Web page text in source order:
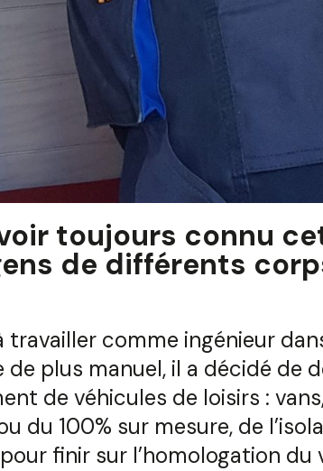
toujours connu
de différents
travailler comme ingénieur
de plus manuel, il a décidé de
de véhicules de loisirs :
du 100% sur mesure, de
finir sur l’homologation